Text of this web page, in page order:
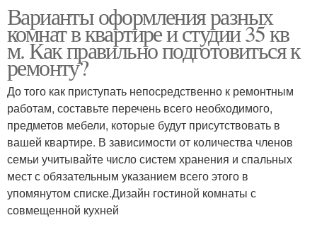
Варианты оформления разных
комнат в квартире и студии 35 кв
м. Как правильно подготовиться к
ремонту?
До того как приступать непосредственно к ремонтным
работам, составьте перечень всего необходимого,
предметов мебели, которые будут присутствовать в
вашей квартире. В зависимости от количества членов
семьи учитывайте число систем хранения и спальных
мест с обязательным указанием всего этого в
упомянутом списке.Дизайн гостиной комнаты с
совмещенной кухней